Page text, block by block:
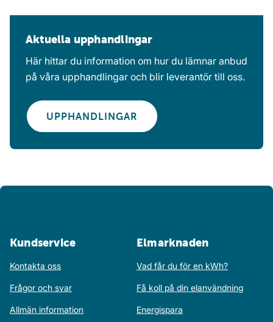
Aktuella upphandlingar
Här hittar du information om hur du lämnar anbud
på våra upphandlingar och blir leverantör till oss.
UPPHANDLINGAR
Kundservice
Kontakta oss
Frågor och svar
Allmän information
Elmarknaden
Vad får du för en kWh?
Få koll på din elanvändning
Energispara